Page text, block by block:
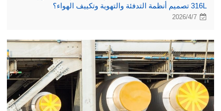
316L تصميم أنظمة التدفئة والتهوية وتكييف الهواء؟
2026/4/7